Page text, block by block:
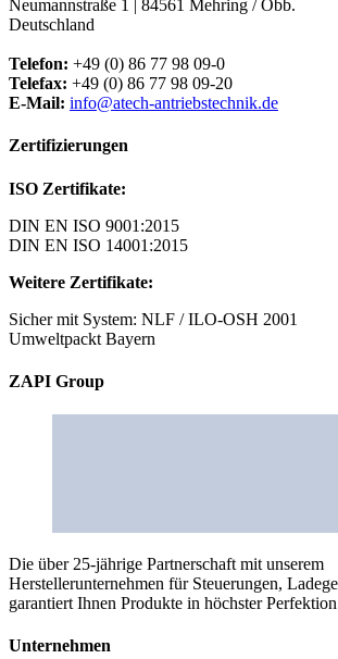
Neumannstraße 1 | 84561 Mehring / Obb.
Deutschland
Telefon: +49 (0) 86 77 98 09-0
Telefax: +49 (0) 86 77 98 09-20
E-Mail: info@atech-antriebstechnik.de
Zertifizierungen
ISO Zertifikate:
DIN EN ISO 9001:2015
DIN EN ISO 14001:2015
Weitere Zertifikate:
Sicher mit System: NLF / ILO-OSH 2001
Umweltpackt Bayern
ZAPI Group
Die über 25-jährige Partnerschaft mit unserem
Herstellerunternehmen für Steuerungen,
garantiert Ihnen Produkte in höchster
Unternehmen